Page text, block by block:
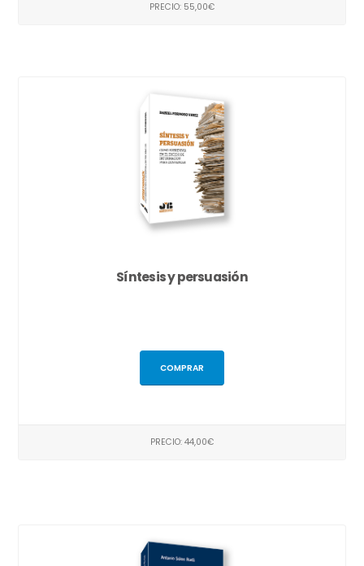
PRECIO: 55,00€
Síntesis y persuasión
COMPRAR
PRECIO: 44,00€